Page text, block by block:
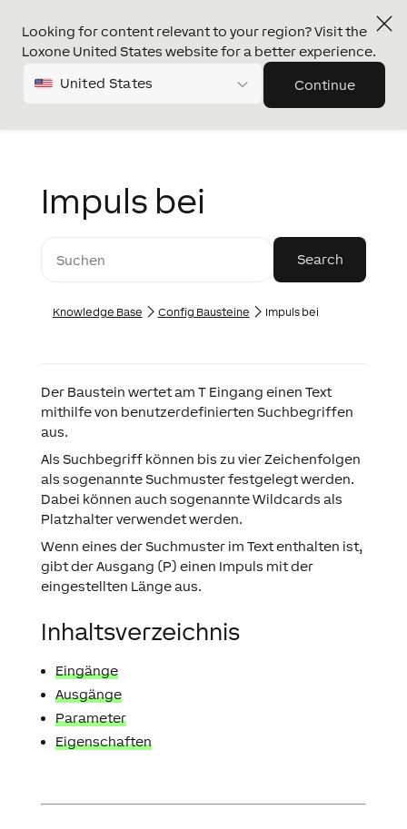
Looking for content relevant to your region? Visit the
Loxone United States website for a better experience.
United States Continue
Impuls bei
Knowledge Base Config Bausteine Impuls bei
Der Baustein wertet am T Eingang einen Text
mithilfe von benutzerdefinierten Suchbegriffen
aus.
Als Suchbegriff können bis zu vier Zeichenfolgen
als sogenannte Suchmuster festgelegt werden.
Dabei können auch sogenannte Wildcards als
Platzhalter verwendet werden.
Wenn eines der Suchmuster im Text enthalten ist,
gibt der Ausgang (P) einen Impuls mit der
eingestellten Länge aus.
Inhaltsverzeichnis
Eingänge
Ausgänge
Parameter
Eigenschaften